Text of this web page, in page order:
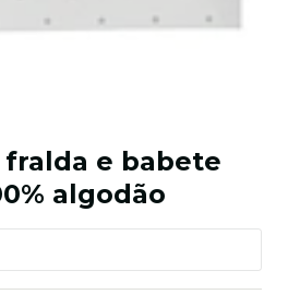
e babete
algodão